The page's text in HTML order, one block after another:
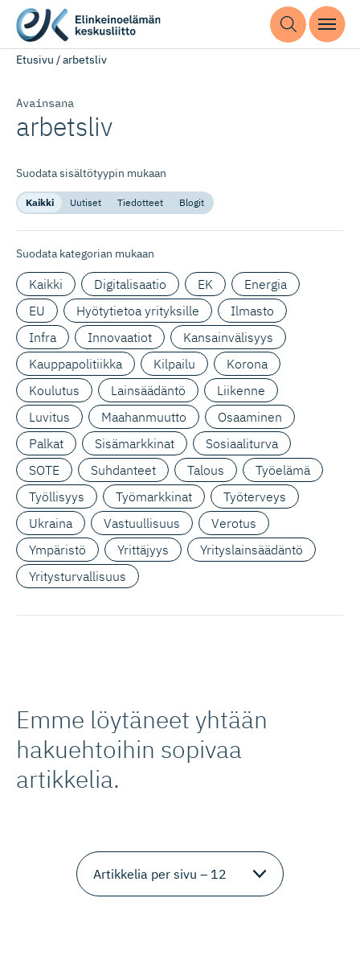
Etusivu /arbetsliv
Avainsana
arbetsliv
Suodata sisältötyypin mukaan
Kaikki Uutiset Tiedotteet Blogit
Suodata kategorian mukaan
Kaikki Digitalisaatio EK
Energia
EU
Hyötytietoa yrityksille
Ilmasto
Infra
Innovaatiot
Kansainvälisyys
Kauppapolitiikka
Kilpailu
Korona
Koulutus
Lainsäädäntö
Liikenne
Luvitus
Maahanmuutto
Osaaminen
Palkat
Sisämarkkinat
Sosiaaliturva
SOTE
Suhdanteet Talous
Työelämä
Työllisyys
Työmarkkinat
Työterveys
Ukraina
Vastuullisuus
Verotus
Ympäristö
Yrittäjyys
Yrityslainsäädäntö
Yritysturvallisuus
Emme löytäneet yhtään
hakuehtoihin sopivaa
artikkelia.